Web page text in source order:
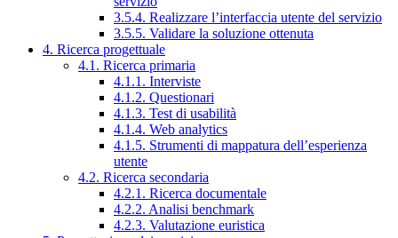
3.5.4. Realizzare l’interfaccia utente del servizio
3.5.5. Validare la soluzione ottenuta
4. Ricerca progettuale
4.1. Ricerca primaria
4.1.1. Interviste
4.1.2. Questionari
4.1.3. Test di usabilità
4.1.4. Web analytics
4.1.5. Strumenti di mappatura dell’esperienza
utente
4.2. Ricerca secondaria
4.2.1. Ricerca documentale
4.2.2. Analisi benchmark
4.2.3. Valutazione euristica